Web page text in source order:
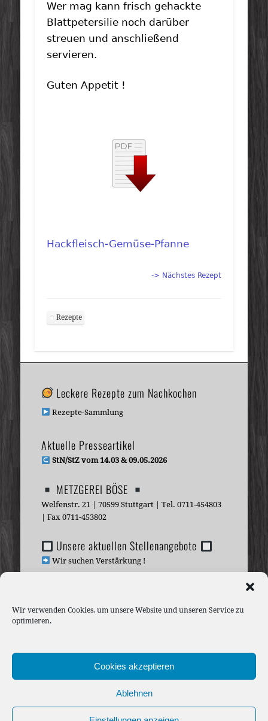
Wir verwenden Cookies, um unsere Website und unseren Service zu
optimieren.
Cookies akzeptieren
Ablehnen
Wer mag kann frisch gehackte
Blattpetersilie noch darüber
streuen und anschließend
servieren.
Guten Appetit !
Hackfleisch-Gemüse-Pfanne
-> Nächstes Rezept
Rezepte
Leckere Rezepte zum Nachkochen
Rezepte-Sammlung
Aktuelle Presseartikel
StN/StZ vom 14.03 & 09.05.2026
METZGEREI BÖSE
Welfenstr. 21 | 70599 Stuttgart | Tel. 0711-454803
| Fax 0711-453802
Unsere aktuellen Stellenangebote
Wir suchen Verstärkung !
August 2026
ÖFFNUNGSZEITEN
DATENSCHUTZ